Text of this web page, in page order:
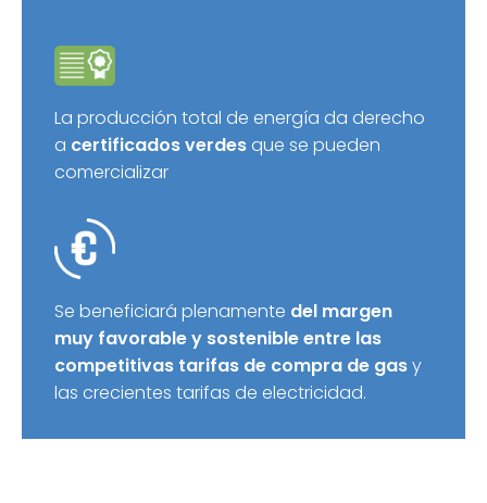
La producción total de energía da derecho
a certificados verdesque se pueden
comercializar
Se beneficiará plenamente del margen
muy favorable y sostenible entre las
competitivas tarifas de compra de gasy
las crecientes tarifas de electricidad.